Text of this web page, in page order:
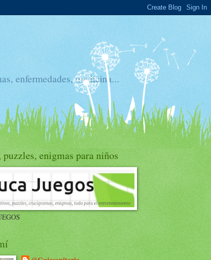
enfermedades, medicina...
puzzles, enigmas para niños